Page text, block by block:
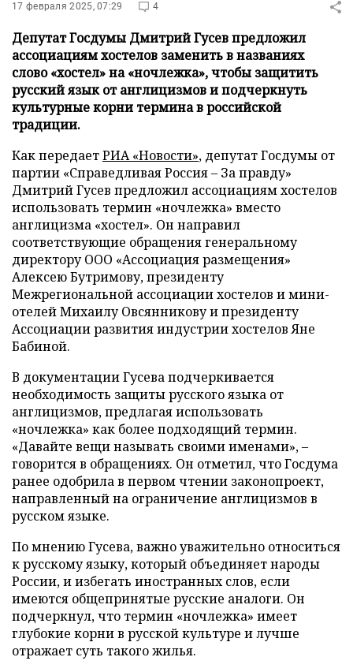
17 февраля 2025, 07:29 4
Депутат Госдумы Дмитрий Гусев предложил
ассоциациям хостелов заменить в названиях
слово «хостел» на «ночлежка», чтобы защитить
русский язык от англицизмов и подчеркнуть
культурные корни термина в российской
традиции.
Как передаетРИА «Новости», депутат Госдумы от
партии «Справедливая Россия – За правду»
Дмитрий Гусев предложил ассоциациям хостелов
использовать термин «ночлежка» вместо
англицизма «хостел». Он направил
соответствующие обращения генеральному
директору ООО «Ассоциация размещения»
Алексею Бутримову, президенту
Межрегиональной ассоциации хостелов и мини-
отелей Михаилу Овсянникову и президенту
Ассоциации развития индустрии хостелов Яне
Бабиной.
В документации Гусева подчеркивается
необходимость защиты русского языка от
англицизмов, предлагая использовать
«ночлежка» как более подходящий термин.
«Давайте вещи называть своими именами», –
говорится в обращениях. Он отметил, что Госдума
ранее одобрила в первом чтении законопроект,
направленный на ограничение англицизмов в
русском языке.
По мнению Гусева, важно уважительно относиться
к русскому языку, который объединяет народы
России, и избегать иностранных слов, если
имеются общепринятые русские аналоги. Он
подчеркнул, что термин «ночлежка» имеет
глубокие корни в русской культуре и лучше
отражает суть такого жилья.